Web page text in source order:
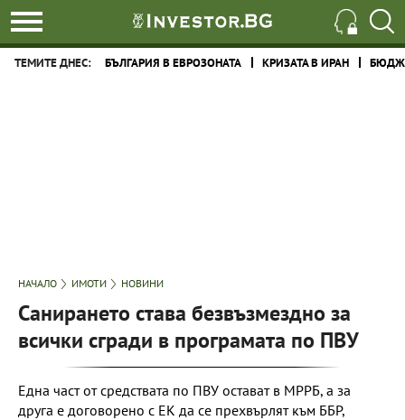
ТЕМИТЕ ДНЕС: БЪЛГАРИЯ В ЕВРОЗОНАТА КРИЗАТА В ИРАН
НАЧАЛО ИМОТИ НОВИНИ
Санирането става безвъзмездно за
всички сгради в програмата по ПВУ
Една част от средствата по ПВУ остават в МРРБ, а за
друга е договорено с ЕК да се прехвърлят към ББР,